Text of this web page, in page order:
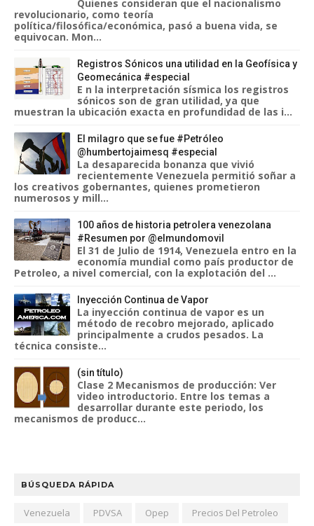
Quienes consideran que el nacionalismo
revolucionario, como teoría
política/filosófica/económica, pasó a buena vida, se
equivocan. Mon...
Registros Sónicos una utilidad en la Geofísica y
Geomecánica #especial
E n la interpretación sísmica los registros
sónicos son de gran utilidad, ya que
muestran la ubicación exacta en profundidad de las i...
El milagro que se fue #Petróleo
@humbertojaimesq #especial
La desaparecida bonanza que vivió
recientemente Venezuela permitió soñar a
los creativos gobernantes, quienes prometieron
numerosos y mill...
100 años de historia petrolera venezolana
#Resumen por @elmundomovil
El 31 de Julio de 1914, Venezuela entro en la
economía mundial como país productor de
Petroleo, a nivel comercial, con la explotación del ...
Inyección Continua de Vapor
La inyección continua de vapor es un
método de recobro mejorado, aplicado
principalmente a crudos pesados. La
técnica consiste...
(sin título)
Clase 2 Mecanismos de producción: Ver
video introductorio. Entre los temas a
desarrollar durante este periodo, los
mecanismos de producc...
BÚSQUEDA RÁPIDA
Venezuela PDVSA Opep
Precios Del Petroleo